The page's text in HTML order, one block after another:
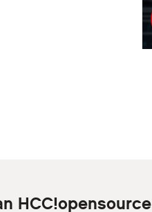
HCC!opensource